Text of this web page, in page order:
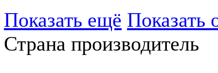
Показать ещё Показать
Страна производитель